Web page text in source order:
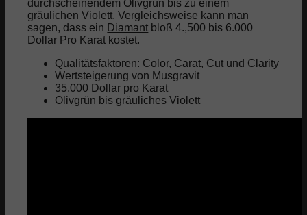
durchscheinendem Olivgrün bis zu einem
gräulichen Violett. Vergleichsweise kann man
sagen, dass ein Diamant bloß 4.,500 bis 6.000
Dollar Pro Karat kostet.
Qualitätsfaktoren: Color, Carat, Cut und Clarity
Wertsteigerung von Musgravit
35.000 Dollar pro Karat
Olivgrün bis gräuliches Violett